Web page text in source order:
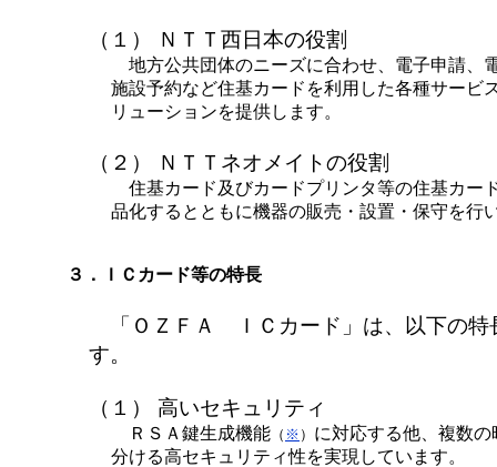
（１） ＮＴＴ西日本の役割
地方公共団体のニーズに合わせ、電子申請、
施設予約など住基カードを利用した各種サービ
リューションを提供します。
（２） ＮＴＴネオメイトの役割
住基カード及びカードプリンタ等の住基カー
品化するとともに機器の販売・設置・保守を行
３．ＩＣカード等の特長
「ＯＺＦＡ ＩＣカード」は、以下の特
す。
（１） 高いセキュリティ
ＲＳＡ鍵生成機能 （ ※ ） に対応する他、複数
分ける高セキュリティ性を実現しています。